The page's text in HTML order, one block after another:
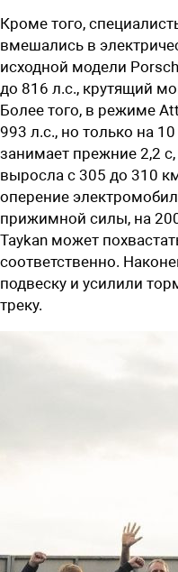
Кроме того,
вмешались в
исходной модели
до 816 л.с., крутящий
Более того, в режиме
993 л.с., но только на
занимает прежние 2,2
выросла с 305 до 310
оперение
прижимной силы, на
Taykan может
соответственно.
подвеску и усилили
треку.